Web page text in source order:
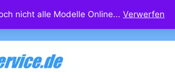
nicht alle Modelle Online... Verwerfen